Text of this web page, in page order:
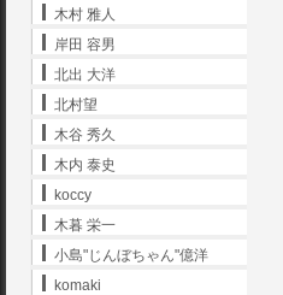
木村 雅人
岸田 容男
北出 大洋
北村望
木谷 秀久
木内 泰史
koccy
木暮 栄一
小島"じんぼちゃん"億洋
komaki